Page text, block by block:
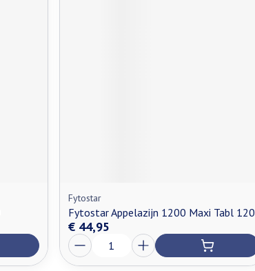
Fytostar
Fytostar Appelazijn 1200 Maxi Tabl 120
€ 44,95
Aantal